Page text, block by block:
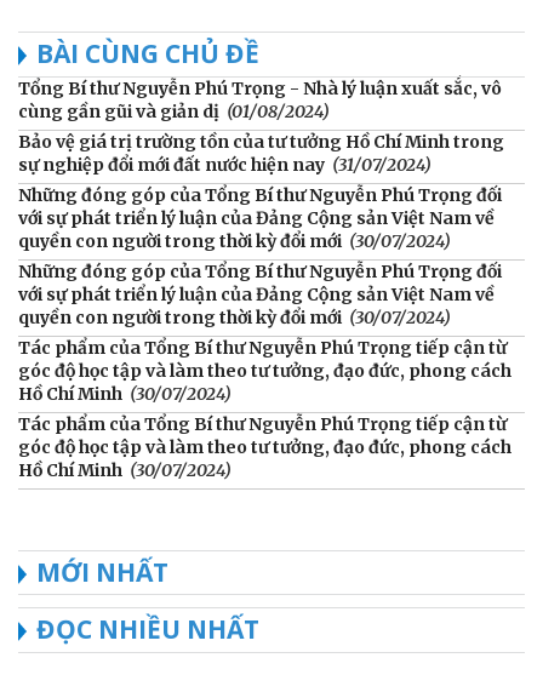
BÀI CÙNG CHỦ ĐỀ
Tổng Bí thư Nguyễn Phú Trọng - Nhà lý luận xuất sắc, vô
cùng gần gũi và giản dị (01/08/2024)
Bảo vệ giá trị trường tồn của tư tưởng Hồ Chí Minh trong
sự nghiệp đổi mới đất nước hiện nay (31/07/2024)
Những đóng góp của Tổng Bí thư Nguyễn Phú Trọng đối
với sự phát triển lý luận của Đảng Cộng sản Việt Nam về
quyền con người trong thời kỳ đổi mới (30/07/2024)
Những đóng góp của Tổng Bí thư Nguyễn Phú Trọng đối
với sự phát triển lý luận của Đảng Cộng sản Việt Nam về
quyền con người trong thời kỳ đổi mới (30/07/2024)
Tác phẩm của Tổng Bí thư Nguyễn Phú Trọng tiếp cận từ
góc độ học tập và làm theo tư tưởng, đạo đức, phong cách
Hồ Chí Minh (30/07/2024)
Tác phẩm của Tổng Bí thư Nguyễn Phú Trọng tiếp cận từ
góc độ học tập và làm theo tư tưởng, đạo đức, phong cách
Hồ Chí Minh (30/07/2024)
MỚI NHẤT
ĐỌC NHIỀU NHẤT